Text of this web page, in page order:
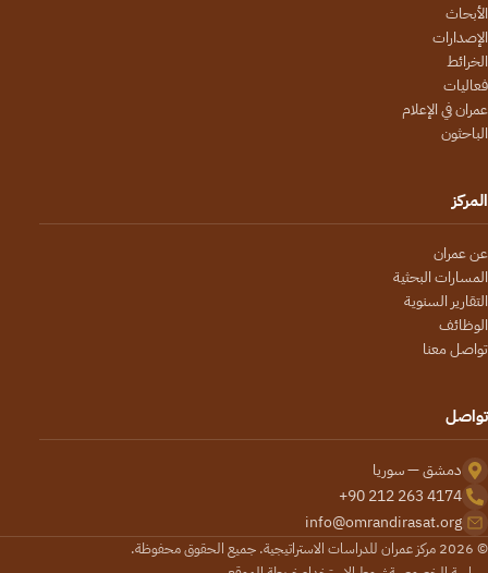
الأبحاث
الإصدارات
الخرائط
فعاليات
عمران في الإعلام
الباحثون
المركز
عن عمران
المسارات البحثية
التقارير السنوية
الوظائف
تواصل معنا
تواصل
دمشق — سوريا
+90 212 263 4174
info@omrandirasat.org
© 2026 مركز عمران للدراسات الاستراتيجية. جميع الحقوق محفوظة.